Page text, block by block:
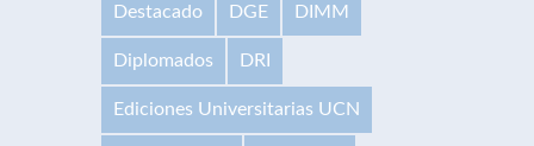
Destacado DGE DIMM
Diplomados DRI
Ediciones Universitarias UCN